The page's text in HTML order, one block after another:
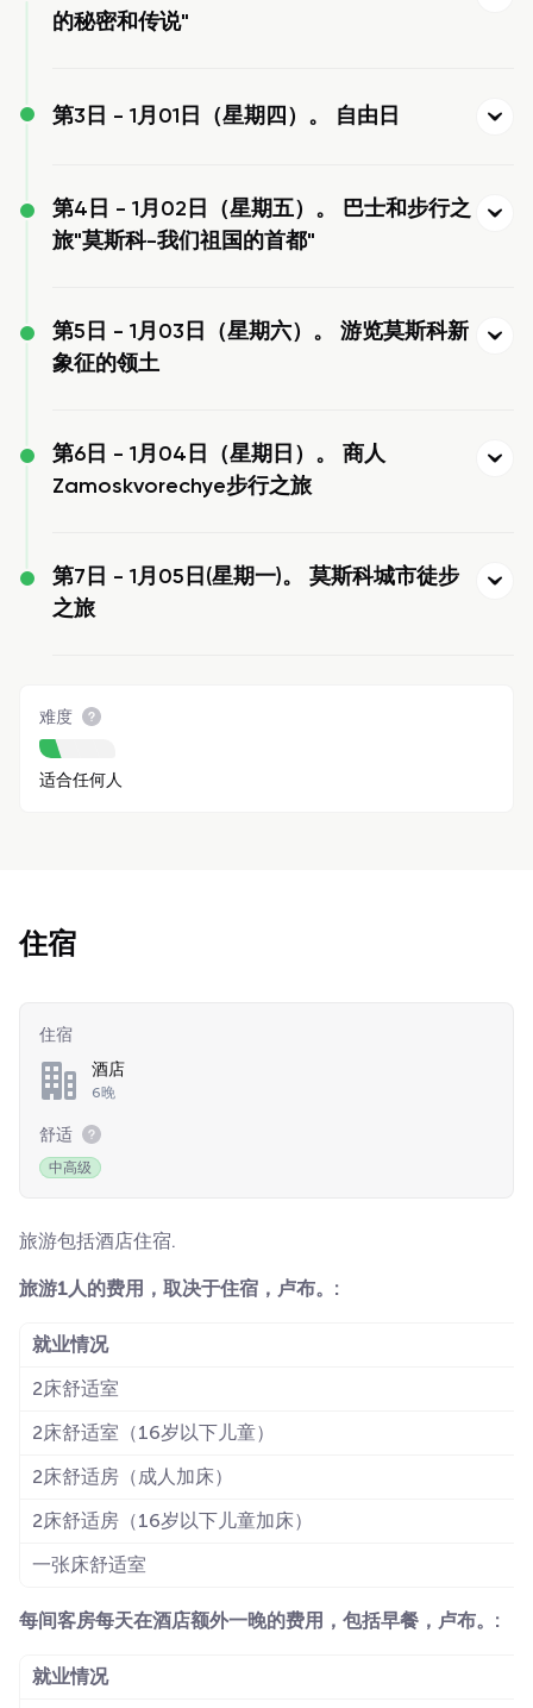
的秘密和传说"
第3日 - 1月01日（星期四）。 自由日
第4日 - 1月02日（星期五）。 巴士和步行之
旅"莫斯科-我们祖国的首都"
第5日 - 1月03日（星期六）。 游览莫斯科新
象征的领土
第6日 - 1月04日（星期日）。 商人
Zamoskvorechye步行之旅
第7日 - 1月05日(星期一)。 莫斯科城市徒步
之旅
难度
适合任何人
住宿
住宿
酒店
6晚
舒适
中高级
旅游包括酒店住宿.
旅游1人的费用，取决于住宿，卢布。:
就业情况
2床舒适室
2床舒适室（16岁以下儿童）
2床舒适房（成人加床）
2床舒适房（16岁以下儿童加床）
一张床舒适室
每间客房每天在酒店额外一晚的费用，包括早餐，卢布。:
就业情况